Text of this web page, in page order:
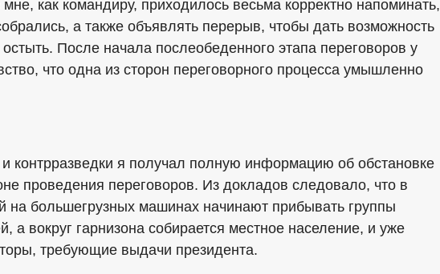
мне, как командиру, приходилось весьма корректно напоминать,
а также объявлять перерыв, чтобы дать возможность
После начала послеобеденного этапа переговоров у
что одна из сторон переговорного процесса умышленно
контрразведки я получал полную информацию об обстановке
проведения переговоров. Из докладов следовало, что в
на большегрузных машинах начинают прибывать группы
а вокруг гарнизона собирается местное население, и уже
требующие выдачи президента.